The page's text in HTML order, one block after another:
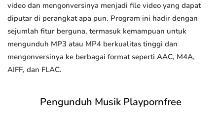
video dan mengonversinya menjadi file video yang dapat
diputar di perangkat apa pun. Program ini hadir dengan
sejumlah fitur berguna, termasuk kemampuan untuk
mengunduh MP3 atau MP4 berkualitas tinggi dan
mengonversinya ke berbagai format seperti AAC, M4A,
AIFF, dan FLAC.
Pengunduh Musik Playpornfree